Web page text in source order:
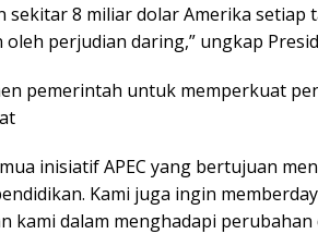
sekitar 8 miliar dolar Amerika setiap
perjudian daring,” ungkap
pemerintah untuk memperkuat
inisiatif APEC yang bertujuan
Kami juga ingin
kami dalam menghadapi perubahan